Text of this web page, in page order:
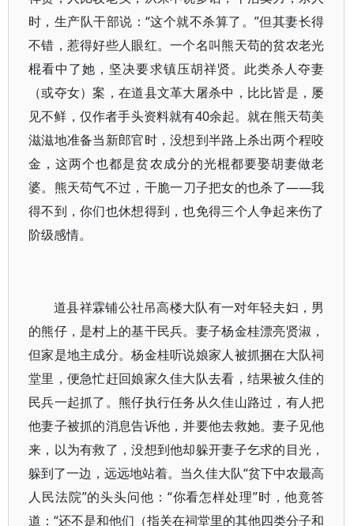
时，生产队干部说：“这个就不杀算了。”但其妻长得
不错，惹得好些人眼红。一个名叫熊天苟的贫农老光
棍看中了她，坚决要求镇压胡祥贤。此类杀人夺妻
（或夺女）案，在道县文革大屠杀中，比比皆是，屡
见不鲜，仅作者手头资料就有40余起。就在熊天苟美
滋滋地准备当新郎官时，没想到半路上杀出两个程咬
金，这两个也都是贫农成分的光棍都要娶胡妻做老
婆。熊天苟气不过，干脆一刀子把女的也杀了——我
得不到，你们也休想得到，也免得三个人争起来伤了
阶级感情。
道县祥霖铺公社吊高楼大队有一对年轻夫妇，男
的熊仔，是村上的基干民兵。妻子杨金桂漂亮贤淑，
但家是地主成分。杨金桂听说娘家人被抓捆在大队祠
堂里，便急忙赶回娘家久佳大队去看，结果被久佳的
民兵一起抓了。熊仔执行任务从久佳山路过，有人把
他妻子被抓的消息告诉他，并要他去救她。妻子见他
来，以为有救了，没想到他却躲开妻子乞求的目光，
躲到了一边，远远地站着。当久佳大队“贫下中农最高
人民法院”的头头问他：“你看怎样处理”时，他竟答
道：“还不是和他们（指关在祠堂里的其他四类分子和